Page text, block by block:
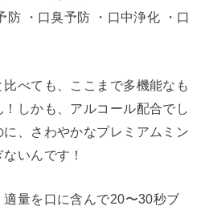
防 ・口臭予防 ・口中浄化 ・口
べても、ここまで多機能なも
しかも、アルコール配合でし
、さわやかなプレミアムミン
いんです！
量を口に含んで20〜30秒ブ